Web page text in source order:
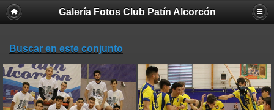
Galería Fotos Club Patín Alcorcón
Buscar en este conjunto